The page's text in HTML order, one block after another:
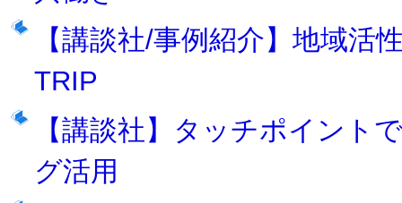
【講談社/事例紹介】地域
TRIP
【講談社】タッチポイン
グ活用